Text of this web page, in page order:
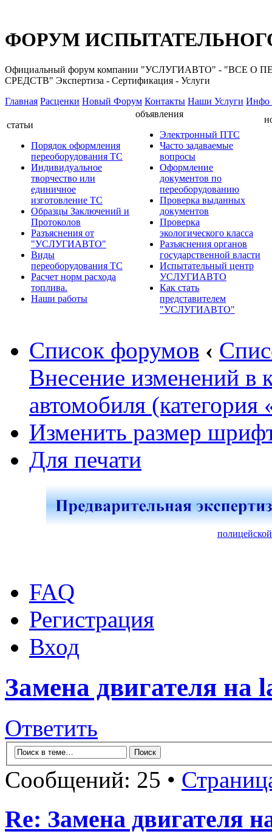
ФОРУМ
Официальный форум компании "УСЛУГИАВТО" -
СРЕДСТВ" Экспертиза - Сертификация - Услуги
Главная Расценки Новый Форум Контакты Наши Услуги Инфо
статьи
Порядок оформления
переоборудования ТС
Индивидуальное
творчество или
единичное
изготовление ТС
Образцы Заключений и
Протоколов
Разъяснения от
"УСЛУГИАВТО"
Виды
переоборудования ТС
Расчет норм расхода
топлива.
Наши работы
объявления
Электронный ПТС
Часто задаваемые
вопросы
Оформление
документов по
переоборудованию
Проверка выданных
документов
Проверка
экологического класса
Разъяснения органов
государственной власти
Испытательный центр
УСЛУГИАВТО
Как стать
представителем
"УСЛУГИАВТО"
Список форумов ‹
Внесение изменений в
автомобиля (категория
Изменить размер
Для печати
FAQ
Регистрация
Вход
Замена двигателя на
Ответить
Сообщений: 25 •
Re: Замена двигателя